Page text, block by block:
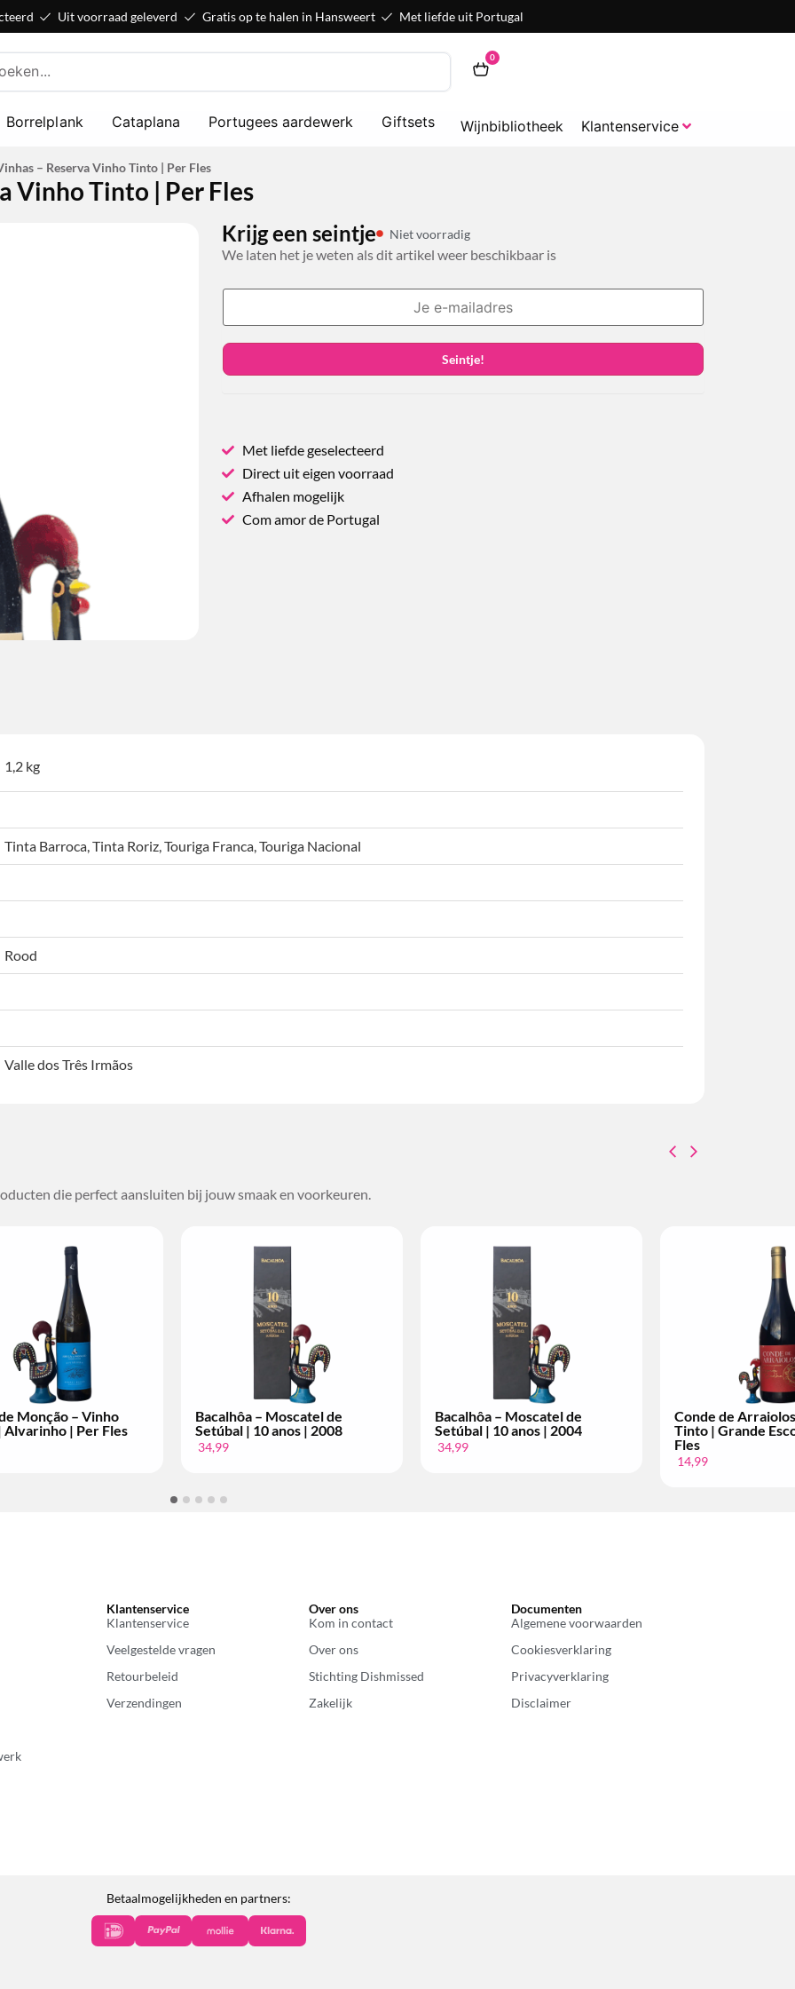
Uit voorraad geleverd Gratis op te halen in Hansweert Met liefde uit Portugal
0
Borrelplank Cataplana Portugees aardewerk Giftsets Wijnbibliotheek Klantenservice
– Reserva Vinho Tinto | Per Fles
Vinho Tinto | Per Fles
Krijg een seintje Niet voorradig
We laten het je weten als dit artikel weer beschikbaar is
Seintje!
Met liefde geselecteerd
Direct uit eigen voorraad
Afhalen mogelijk
Com amor de Portugal
1,2 kg
Tinta Barroca, Tinta Roriz, Touriga Franca, Touriga Nacional
Rood
Valle dos Três Irmãos
die perfect aansluiten bij jouw smaak en voorkeuren.
– Moscatel de
| 10 anos | 2004
Conde de Arraiolos – Vinho
Tinto | Grande Escolha | Per
Fles
Conde de Arraiolos – Vinho
Tinto | Superior | Per Fles
12,99
Licor 35 –
Cerâmica |
Klantenservice
Klantenservice
Veelgestelde vragen
Retourbeleid
Verzendingen
Over ons
Kom in contact
Over ons
Stichting Dishmissed
Zakelijk
Documenten
Algemene voorwaarden
Cookiesverklaring
Privacyverklaring
Disclaimer
Betaalmogelijkheden en partners: